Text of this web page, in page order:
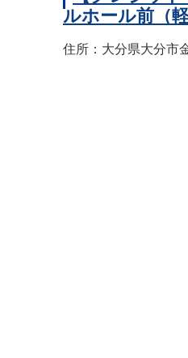
ルホール前（
住所：大分県大分市